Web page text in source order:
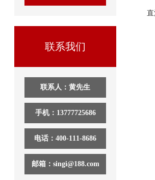
联系我们
联系人：黄先生
手机：13777725686
电话：400-111-8686
邮箱：singi@188.com